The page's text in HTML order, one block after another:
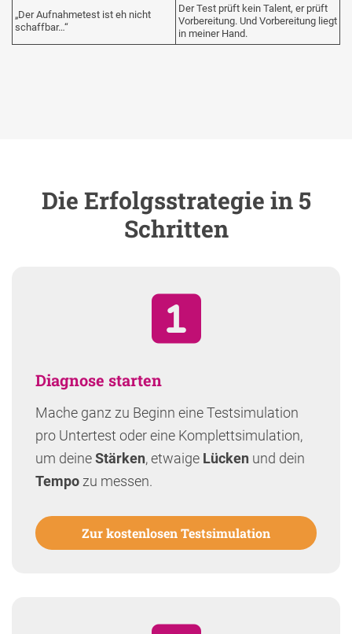
„Der Aufnahmetest ist eh nicht
schaffbar…“
Der Test prüft kein Talent, er prüft
Vorbereitung. Und Vorbereitung liegt
in meiner Hand.
Die Erfolgsstrategie in 5
Schritten
Diagnose starten
Mache ganz zu Beginn eine Testsimulation
pro Untertest oder eine Komplettsimulation,
um deineStärken, etwaige Lücken und dein
Tempo zu messen.
Zur kostenlosen Testsimulation